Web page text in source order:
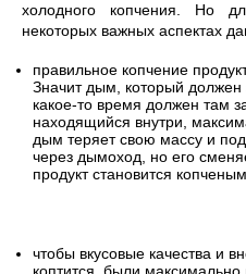
холодного копчения. Но
некоторых важных аспектах
правильное копчение
Значит дым, который должен
какое-то время должен там
находящийся внутри,
дым теряет свою массу и
через дымоход, но его
продукт становится
чтобы вкусовые качества и